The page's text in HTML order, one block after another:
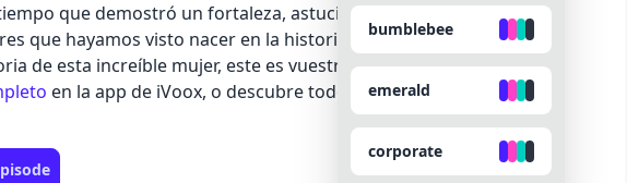
bumblebee
emerald
corporate
que demostró un fortaleza, astucia y tenacidad digna de los
que hayamos visto nacer en la historia. Si queréis conocer más
de esta increíble mujer, este es vuestro podcast.Escucha el
en la app de iVoox, o descubre todo el catálogo de